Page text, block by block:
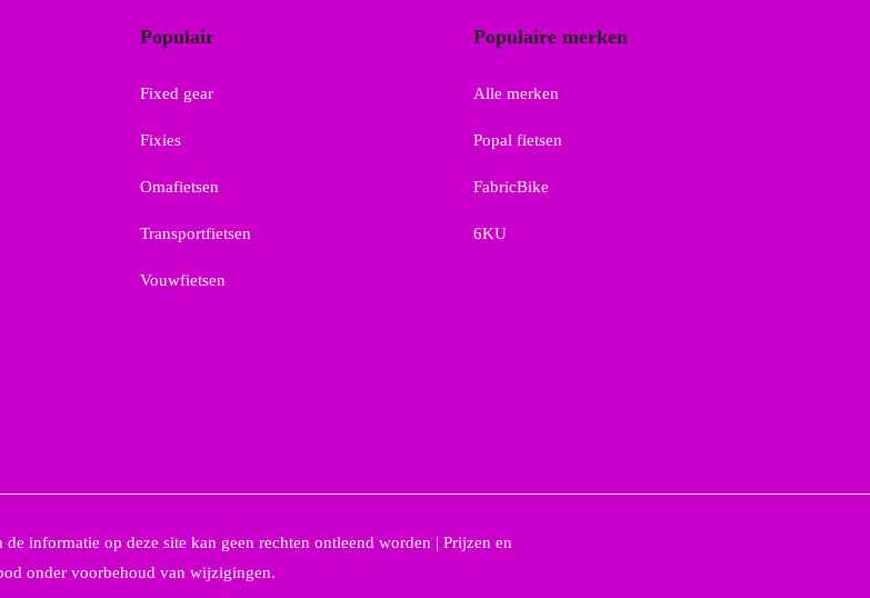
Populair
Fixed gear
Fixies
Omafietsen
Transportfietsen
Vouwfietsen
Populaire merken
Alle merken
Popal fietsen
FabricBike
6KU
informatie op deze site kan geen rechten ontleend worden | Prijzen en
onder voorbehoud van wijzigingen.